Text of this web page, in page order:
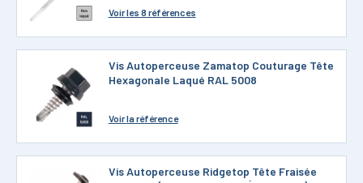
Voirles 8 références
Vis Autoperceuse Zamatop Couturage Tête
Hexagonale Laqué RAL 5008
Voirla référence
Vis Autoperceuse Ridgetop Tête Fraisée